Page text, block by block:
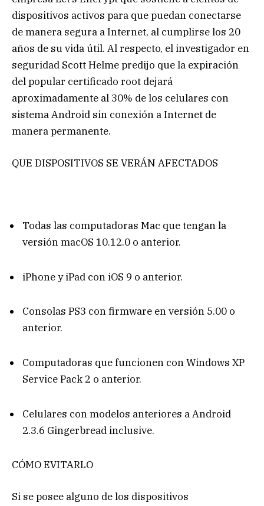
dispositivos activos para que puedan conectarse
de manera segura a Internet, al cumplirse los 20
años de su vida útil. Al respecto, el investigador en
seguridad Scott Helme predijo que la expiración
del popular certificado root dejará
aproximadamente al 30% de los celulares con
sistema Android sin conexión a Internet de
manera permanente.
QUE DISPOSITIVOS SE VERÁN AFECTADOS
Todas las computadoras Mac que tengan la
versión macOS 10.12.0 o anterior.
iPhone y iPad con iOS 9 o anterior.
Consolas PS3 con firmware en versión 5.00 o
anterior.
Computadoras que funcionen con Windows XP
Service Pack 2 o anterior.
Celulares con modelos anteriores a Android
2.3.6 Gingerbread inclusive.
CÓMO EVITARLO
Si se posee alguno de los dispositivos